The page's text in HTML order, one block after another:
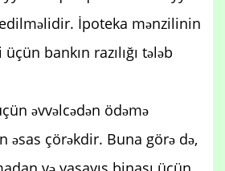
edilməlidir. İpoteka mənzilinin
bankın razılığı tələb
əvvəlcədən ödəmə
əsas çörəkdir. Buna görə də,